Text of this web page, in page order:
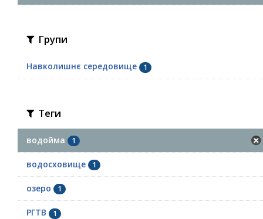
Групи
Навколишнє середовище 1
Теги
водойма 1
водосховище 1
озеро 1
РГТВ 1